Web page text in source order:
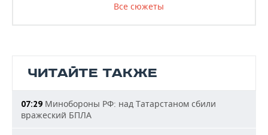
Все сюжеты
ЧИТАЙТЕ ТАКЖЕ
07:29 Минобороны РФ: над Татарстаном сбили
вражеский БПЛА